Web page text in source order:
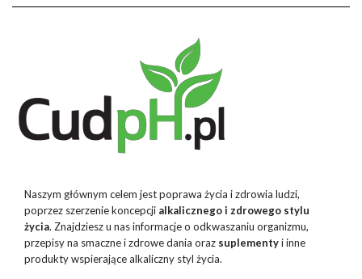
Naszym głównym celem jest poprawa życia i zdrowia ludzi,
poprzez szerzenie koncepcji alkalicznego i zdrowego stylu
życia. Znajdziesz u nas informacje o odkwaszaniu organizmu,
przepisy na smaczne i zdrowe dania oraz suplementyi inne
produkty wspierające alkaliczny styl życia.